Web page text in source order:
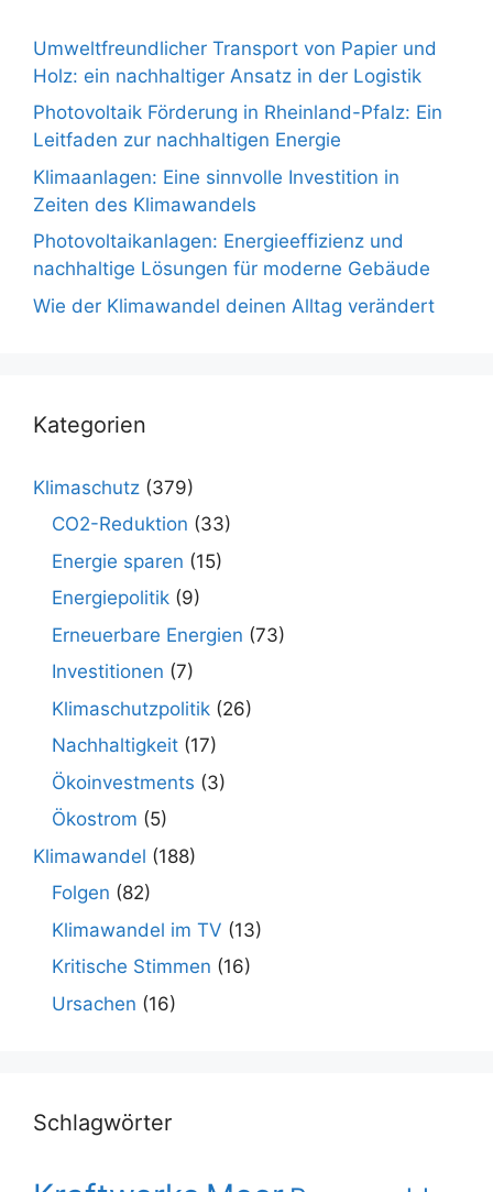
Umweltfreundlicher Transport von Papier und
Holz: ein nachhaltiger Ansatz in der Logistik
Photovoltaik Förderung in Rheinland-Pfalz: Ein
Leitfaden zur nachhaltigen Energie
Klimaanlagen: Eine sinnvolle Investition in
Zeiten des Klimawandels
Photovoltaikanlagen: Energieeffizienz und
nachhaltige Lösungen für moderne Gebäude
Wie der Klimawandel deinen Alltag verändert
Kategorien
Klimaschutz (379)
CO2-Reduktion (33)
Energie sparen (15)
Energiepolitik (9)
Erneuerbare Energien (73)
Investitionen (7)
Klimaschutzpolitik (26)
Nachhaltigkeit (17)
Ökoinvestments (3)
Ökostrom (5)
Klimawandel (188)
Folgen (82)
Klimawandel im TV (13)
Kritische Stimmen (16)
Ursachen (16)
Schlagwörter